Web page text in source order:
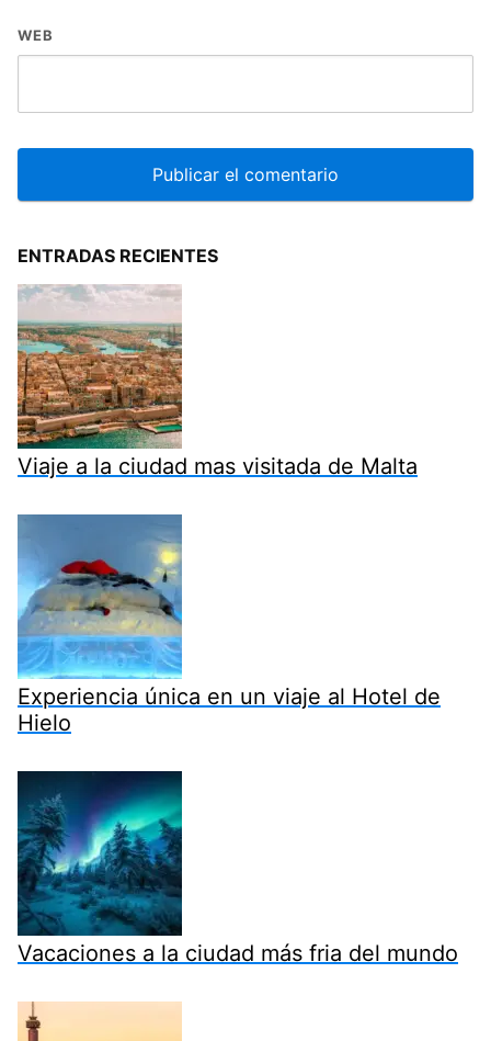
WEB
ENTRADAS RECIENTES
Viaje a la ciudad mas visitada de Malta
Experiencia única en un viaje al Hotel de
Hielo
Vacaciones a la ciudad más fria del mundo